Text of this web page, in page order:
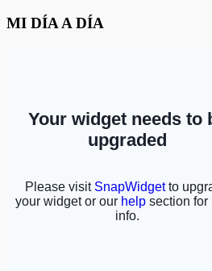
MI DÍA A DÍA